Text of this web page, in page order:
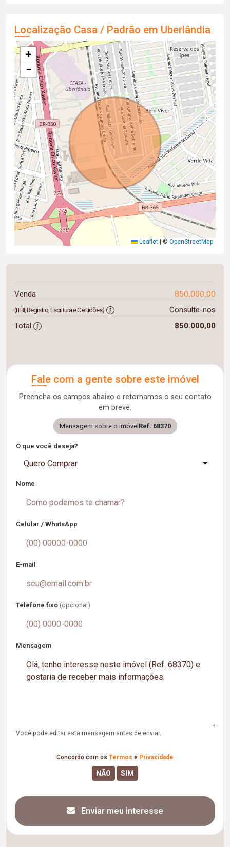
Localização Casa / Padrão em Uberlândia
+
−
Leaflet © OpenStreetMap
Venda 850.000,00
(ITBI, Registro, Escritura e Certidões)
Consulte-nos
Total
850.000,00
Fale com a gente sobre este imóvel
Preencha os campos abaixo e retornamos o seu contato
em breve.
Mensagem sobre o imóvel Ref. 68370
O que você deseja?
Quero Comprar
Nome
Celular / WhatsApp
E-mail
Telefone fixo (opcional)
Mensagem
Você pode editar esta mensagem antes de enviar.
Concordo com os Termos e Privacidade
Enviar meu interesse